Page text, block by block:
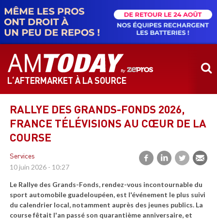
contenu
principal
L‘AFTERMARKET À LA SOURCE
RALLYE DES GRANDS-FONDS 2026,
FRANCE TÉLÉVISIONS AU CŒUR DE LA
COURSE
Services
10 juin 2026 - 10:27
Le Rallye des Grands-Fonds, rendez-vous incontournable du
sport automobile guadeloupéen, est l'événement le plus suivi
du calendrier local, notamment auprès des jeunes publics. La
course fêtait l'an passé son quarantième anniversaire, et